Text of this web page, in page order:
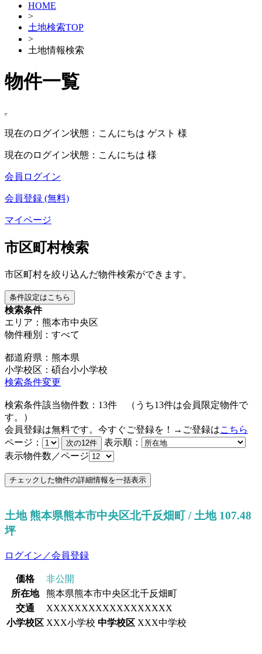
HOME
>
土地検索TOP
>
土地情報検索
物件一覧
現在のログイン状態：こんにちは ゲスト 様
現在のログイン状態：こんにちは 様
会員ログイン
会員登録 (無料)
マイページ
市区町村検索
市区町村を絞り込んだ物件検索ができます。
条件設定はこちら
検索条件
エリア：熊本市中央区
物件種別：すべて
都道府県：熊本県
小学校区：碩台小小学校
検索条件変更
検索条件該当物件数： 13件 （うち13件は会員限定物件で
す。）
会員登録は無料です。今すぐご登録を！→ご登録はこちら
ページ：
表示順：
表示物件数／ページ
土地 熊本県熊本市中央区北千反畑町 / 土地 107.48
坪
ログイン／会員登録
価格
非公開
所在地
熊本県熊本市中央区北千反畑町
交通
XXXXXXXXXXXXXXXXXX
小学校区 XXX小学校 中学校区 XXX中学校